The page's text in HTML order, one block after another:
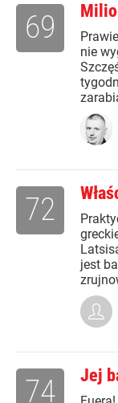
nie
69
jest
72
Jej
74